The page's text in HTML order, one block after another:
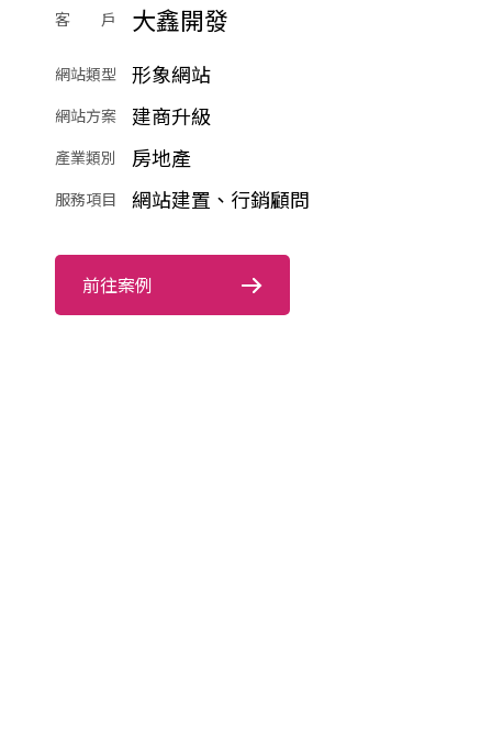
客 戶 大鑫開發
網站類型 形象網站
網站方案 建商升級
產業類別 房地產
服務項目 網站建置、行銷顧問
前往案例